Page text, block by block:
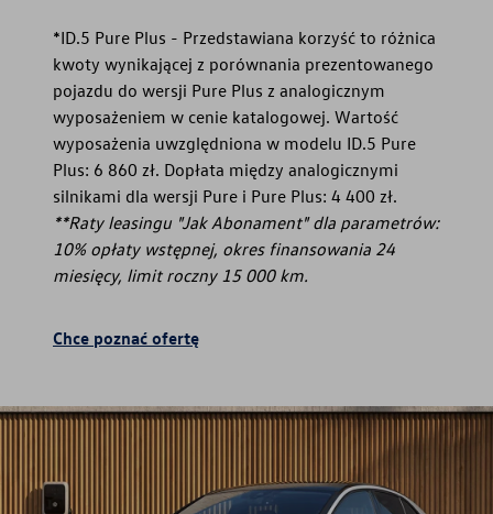
*ID.5 Pure Plus - Przedstawiana korzyść to różnica
kwoty wynikającej z porównania prezentowanego
pojazdu do wersji Pure Plus z analogicznym
wyposażeniem w cenie katalogowej. Wartość
wyposażenia uwzględniona w modelu ID.5 Pure
Plus: 6 860 zł. Dopłata między analogicznymi
silnikami dla wersji Pure i Pure Plus: 4 400 zł.
**Raty leasingu "Jak Abonament" dla parametrów:
10% opłaty wstępnej, okres finansowania 24
miesięcy, limit roczny 15 000 km.
Chce poznać ofertę